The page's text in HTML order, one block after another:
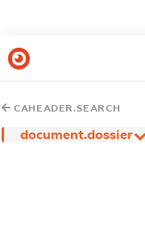
CAHEADER.SEARCH
document.dossier